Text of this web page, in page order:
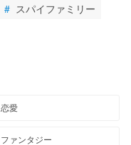
# スパイファミリー
恋愛
ファンタジー